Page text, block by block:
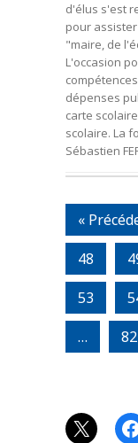
d'élus s'est
pour
"maire, de
L'occasion
dépenses
carte
scolaire. La
Sébastien
«
48
53
…
82
X